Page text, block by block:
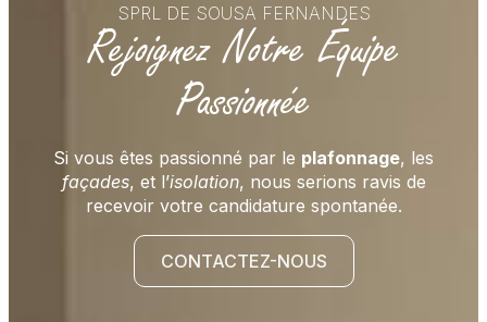
SPRL DE SOUSA FERNANDES
Rejoignez Notre Équipe
Passionnée
Si vous êtes passionné par le plafonnage, les
façades, et l’isolation, nous serions ravis de
recevoir votre candidature spontanée.
CONTACTEZ-NOUS